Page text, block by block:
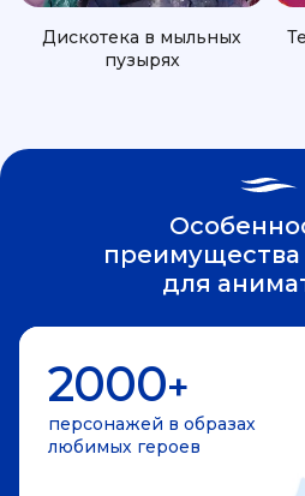
Дискотека в мыльных
пузырях
для
2000+
персонажей в образах
любимых героев